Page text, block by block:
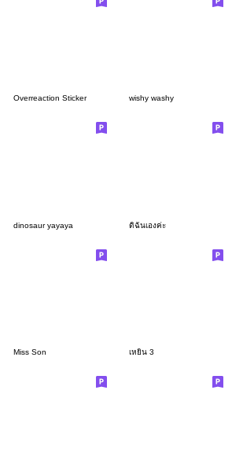
Overreaction Sticker wishy washy
dinosaur yayaya ดิฉันเองค่ะ
Miss Son เหยิน 3